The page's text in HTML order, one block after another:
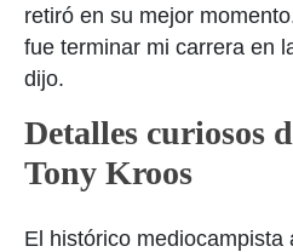
retiró en su mejor
fue terminar mi carrera en
dijo.
Detalles curiosos
Tony Kroos
El histórico mediocampista